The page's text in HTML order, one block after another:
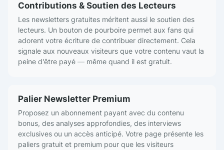
Contributions & Soutien des Lecteurs
Les newsletters gratuites méritent aussi le soutien des
lecteurs. Un bouton de pourboire permet aux fans qui
adorent votre écriture de contribuer directement. Cela
signale aux nouveaux visiteurs que votre contenu vaut la
peine d'être payé — même quand il est gratuit.
Palier Newsletter Premium
Proposez un abonnement payant avec du contenu
bonus, des analyses approfondies, des interviews
exclusives ou un accès anticipé. Votre page présente les
paliers gratuit et premium pour que les visiteurs